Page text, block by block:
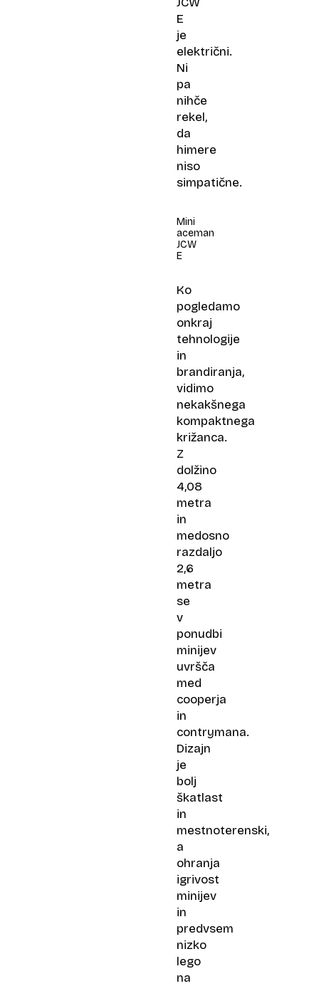
E
je
električni.
Ni
pa
nihče
rekel,
da
himere
niso
simpatične.
Mini
aceman
JCW
E
Ko
pogledamo
onkraj
tehnologije
in
brandiranja,
vidimo
nekakšnega
kompaktnega
križanca.
Z
dolžino
4,08
metra
in
medosno
razdaljo
2,6
metra
se
v
ponudbi
minijev
uvršča
med
cooperja
in
contrymana.
Dizajn
je
bolj
škatlast
in
mestnoterenski,
a
ohranja
igrivost
minijev
in
predvsem
nizko
lego
na